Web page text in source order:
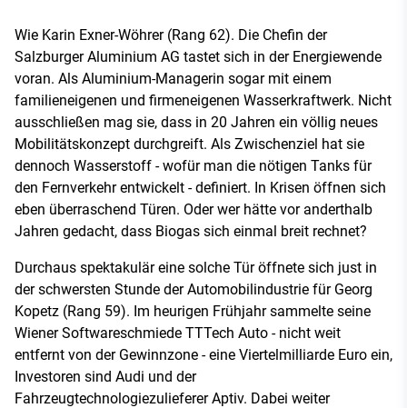
Wie Karin Exner-Wöhrer (Rang 62). Die Chefin der
Salzburger Aluminium AG tastet sich in der Energiewende
voran. Als Aluminium-Managerin sogar mit einem
familieneigenen und firmeneigenen Wasserkraftwerk. Nicht
ausschließen mag sie, dass in 20 Jahren ein völlig neues
Mobilitätskonzept durchgreift. Als Zwischenziel hat sie
dennoch Wasserstoff - wofür man die nötigen Tanks für
den Fernverkehr entwickelt - definiert. In Krisen öffnen sich
eben überraschend Türen. Oder wer hätte vor anderthalb
Jahren gedacht, dass Biogas sich einmal breit rechnet?
Durchaus spektakulär eine solche Tür öffnete sich just in
der schwersten Stunde der Automobilindustrie für Georg
Kopetz (Rang 59). Im heurigen Frühjahr sammelte seine
Wiener Softwareschmiede TTTech Auto - nicht weit
entfernt von der Gewinnzone - eine Viertelmilliarde Euro ein,
Investoren sind Audi und der
Fahrzeugtechnologiezulieferer Aptiv. Dabei weiter